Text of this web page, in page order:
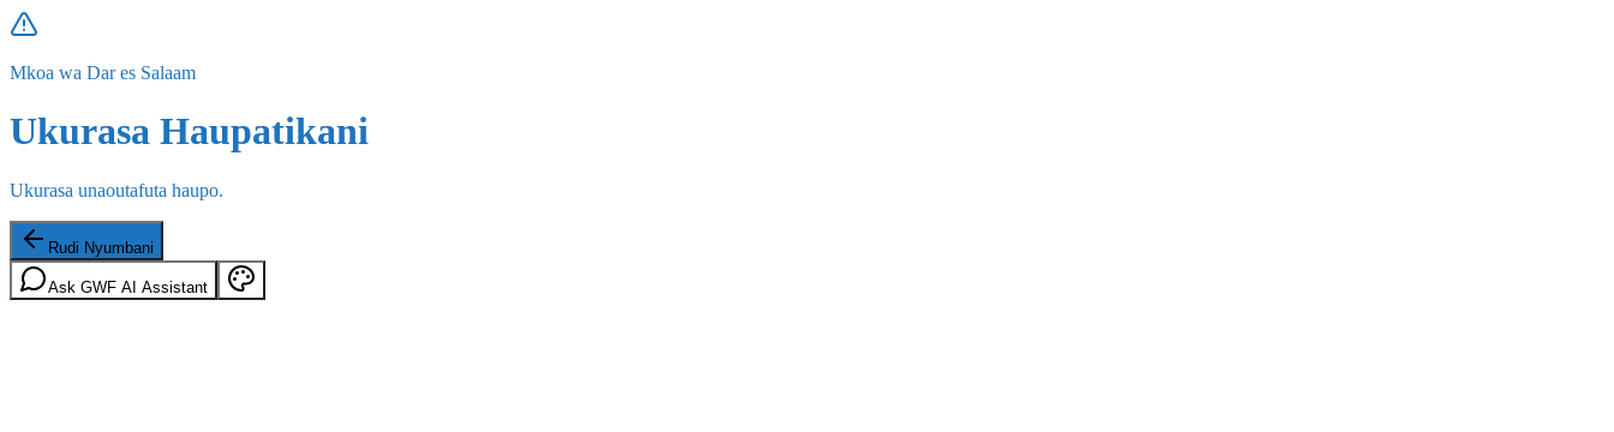
Mkoa wa Dar es Salaam
Ukurasa Haupatikani
Ukurasa unaoutafuta haupo.
Rudi Nyumbani
Ask GWF AI Assistant